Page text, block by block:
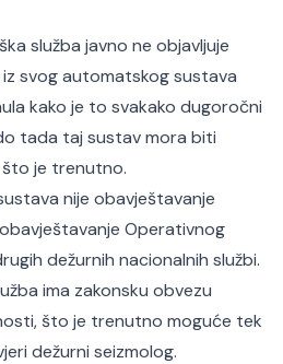
služba javno ne objavljuje
svog automatskog sustava
kako je to svakako dugoročni
tada taj sustav mora biti
je trenutno.
nije obavještavanje
Operativnog
dežurnih nacionalnih službi.
ima zakonsku obvezu
što je trenutno moguće tek
dežurni seizmolog.